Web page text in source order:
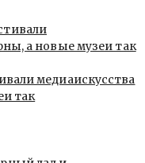
медиаискусства
так